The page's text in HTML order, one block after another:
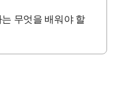
무엇을 배워야 할